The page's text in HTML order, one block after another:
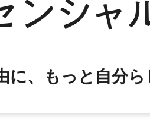
に、もっと自分ら